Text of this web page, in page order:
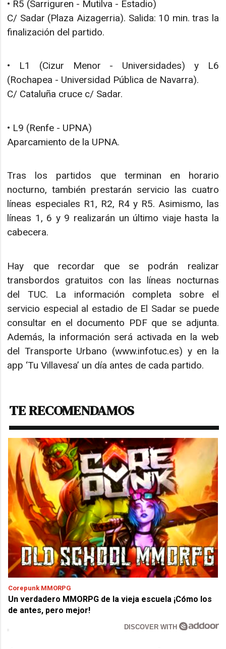
• R5 (Sarriguren - Mutilva - Estadio)
C/ Sadar (Plaza Aizagerria). Salida: 10 min. tras la
finalización del partido.
• L1 (Cizur Menor - Universidades) y L6
(Rochapea - Universidad Pública de Navarra).
C/ Cataluña cruce c/ Sadar.
• L9 (Renfe - UPNA)
Aparcamiento de la UPNA.
Tras los partidos que terminan en horario
nocturno, también prestarán servicio las cuatro
líneas especiales R1, R2, R4 y R5. Asimismo, las
líneas 1, 6 y 9 realizarán un último viaje hasta la
cabecera.
Hay que recordar que se podrán realizar
transbordos gratuitos con las líneas nocturnas
del TUC. La información completa sobre el
servicio especial al estadio de El Sadar se puede
consultar en el documento PDF que se adjunta.
Además, la información será activada en la web
del Transporte Urbano (www.infotuc.es) y en la
app ‘Tu Villavesa’ un día antes de cada partido.
TE RECOMENDAMOS
Corepunk MMORPG
Un verdadero MMORPG de la vieja escuela ¡Cómo los
de antes, pero mejor!
DISCOVER WITH